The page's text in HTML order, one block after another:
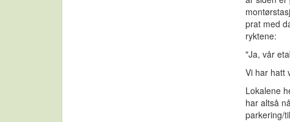
prat med
ryktene:
"Ja, vår
Vi har hatt
Lokalene
har altså
parkering/